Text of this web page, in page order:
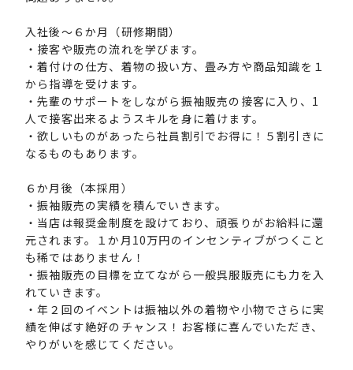
入社後～６か月（研修期間）
・接客や販売の流れを学びます。
・着付けの仕方、着物の扱い方、畳み方や商品知識を１
から指導を受けます。
・先輩のサポートをしながら振袖販売の接客に入り、1
人で接客出来るようスキルを身に着けます。
・欲しいものがあったら社員割引でお得に！５割引きに
なるものもあります。
６か月後（本採用）
・振袖販売の実績を積んでいきます。
・当店は報奨金制度を設けており、頑張りがお給料に還
元されます。１か月10万円のインセンティブがつくこと
も稀ではありません！
・振袖販売の目標を立てながら一般呉服販売にも力を入
れていきます。
・年２回のイベントは振袖以外の着物や小物でさらに実
績を伸ばす絶好のチャンス！お客様に喜んでいただき、
やりがいを感じてください。